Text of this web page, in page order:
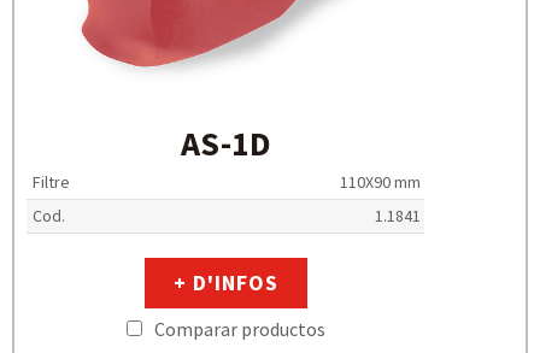
AS-1D
Filtre
110X90 mm
Cod.
1.1841
+ D'INFOS
Comparar productos